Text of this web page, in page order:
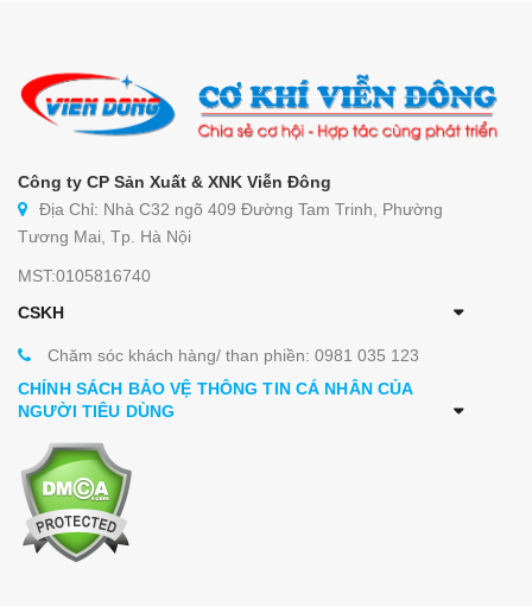
Công ty CP Sản Xuất & XNK Viễn Đông
Địa Chỉ: Nhà C32 ngõ 409 Đường Tam Trinh, Phường
Tương Mai, Tp. Hà Nội
MST:0105816740
CSKH
Chăm sóc khách hàng/ than phiền: 0981 035 123
CHÍNH SÁCH BẢO VỆ THÔNG TIN CÁ NHÂN CỦA
NGƯỜI TIÊU DÙNG